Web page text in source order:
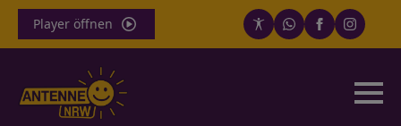
Player öffnen